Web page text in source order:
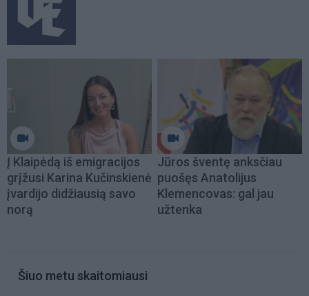
Į Klaipėdą iš emigracijos
grįžusi Karina Kučinskienė
įvardijo didžiausią savo
norą
Jūros šventę anksčiau
puošęs Anatolijus
Klemencovas: gal jau
užtenka
Šiuo metu skaitomiausi